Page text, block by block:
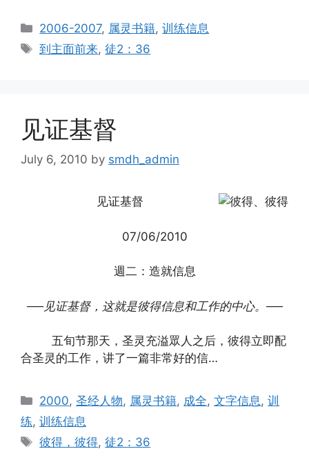
Categories
2006-2007, 属灵书籍,训练信息
Tags
到主面前来,徒2：36
见证基督
July 6, 2010 by smdh_admin
见证基督
07/06/2010
週二：造就信息
──见证基督，这就是彼得信息和工作的中心。──
五旬节那天，圣灵充溢眾人之后，彼得立即配
合圣灵的工作，讲了一篇非常好的信…
Categories
2000,圣经人物, 属灵书籍, 成全,文字信息,训
练, 训练信息
Tags
彼得，彼得,徒2：36